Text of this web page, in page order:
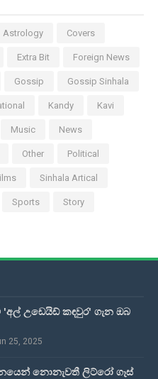
Astrology Covers
Extra Bit Foreign News
Gossip Gossip Sinhala
Kandy Kavi
Music News
Other Political
Sinhala Artical
Sports Story
උඩෙයිඩ් කඳවුර' ගැන ඔබ
25, 2025
නොනැවතී ලිට්රෝ ගෑස්